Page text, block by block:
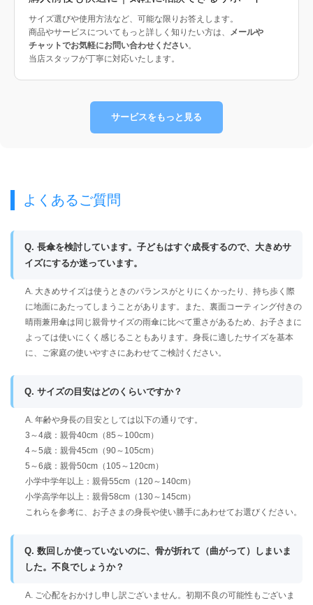
サイズ選びや使用方法など、可能な限りお答えします。
商品やサービスについてもっと詳しく知りたい方は、 メールや
チャットでお気軽にお問い合わせください。
当店スタッフが丁寧に対応いたします。
サービスをもっと見る
よくあるご質問
Q. 長傘を検討しています。子どもはすぐ成長するので、大きめサ
イズにするか迷っています。
A. 大きめサイズは使うときのバランスがとりにくかったり、持ち歩く際
に地面にあたってしまうことがあります。また、裏面コーティング付きの
晴雨兼用傘は同じ親骨サイズの雨傘に比べて重さがあるため、お子さまに
よっては使いにくく感じることもあります。身長に適したサイズを基本
に、ご家庭の使いやすさにあわせてご検討ください。
Q. サイズの目安はどのくらいですか？
A. 年齢や身長の目安としては以下の通りです。
3～4歳：親骨40cm（85～100cm）
4～5歳：親骨45cm（90～105cm）
5～6歳：親骨50cm（105～120cm）
小学中学年以上：親骨55cm（120～140cm）
小学高学年以上：親骨58cm（130～145cm）
これらを参考に、お子さまの身長や使い勝手にあわせてお選びください。
Q. 数回しか使っていないのに、骨が折れて（曲がって）しまいま
した。不良でしょうか？
A. ご心配をおかけし申し訳ございません。初期不良の可能性もございま